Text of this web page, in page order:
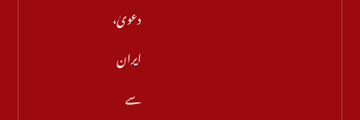
دعویٰ،
ایران
سے